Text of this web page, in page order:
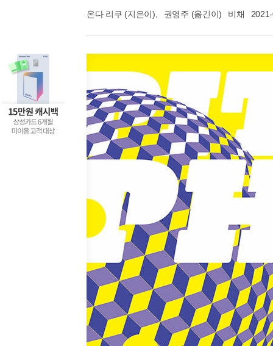
온다 리쿠 (지은이), 권영주 (옮긴이) 비채